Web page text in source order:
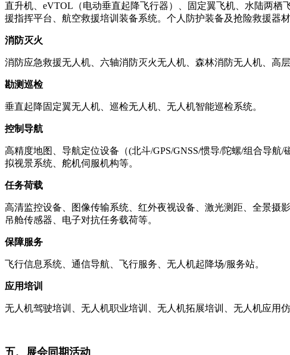
直升机、eVTOL（电动垂直起降飞行器）、固定翼飞机、水陆两
援指挥平台、航空救援培训装备系统。个人防护装备及抢险救援器材
消防灭火
消防应急救援无人机、六轴消防灭火无人机、森林消防无人机、高
勘测巡检
垂直起降固定翼无人机、巡检无人机、无人机智能巡检系统。
控制导航
高精度地图、导航定位设备（(北斗/GPS/GNSS/惯导/陀螺/组合导
拟视景系统、舵机伺服机构等。
任务荷载
高清监控设备、图像传输系统、红外夜视设备、激光测距、全景摄
吊舱传感器、电子对抗任务载荷等。
保障服务
飞行信息系统、通信导航、飞行服务、无人机起降场/服务站。
应用培训
无人机驾驶培训、无人机职业培训、无人机拓展培训、无人机应用
五、展会同期活动